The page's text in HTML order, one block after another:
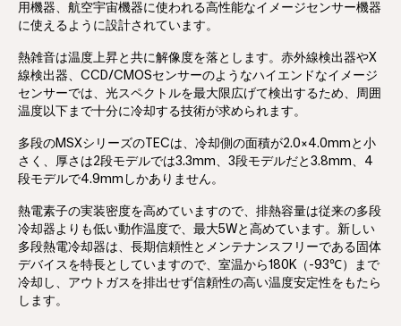
用機器、航空宇宙機器に使われる高性能なイメージセンサー機器
に使えるように設計されています。
熱雑音は温度上昇と共に解像度を落とします。赤外線検出器やX
線検出器、CCD/CMOSセンサーのようなハイエンドなイメージ
センサーでは、光スペクトルを最大限広げて検出するため、周囲
温度以下まで十分に冷却する技術が求められます。
多段のMSXシリーズのTECは、冷却側の面積が2.0×4.0mmと小
さく、厚さは2段モデルでは3.3mm、3段モデルだと3.8mm、4
段モデルで4.9mmしかありません。
熱電素子の実装密度を高めていますので、排熱容量は従来の多段
冷却器よりも低い動作温度で、最大5Wと高めています。新しい
多段熱電冷却器は、長期信頼性とメンテナンスフリーである固体
デバイスを特長としていますので、室温から180K（-93℃）まで
冷却し、アウトガスを排出せず信頼性の高い温度安定性をもたら
します。